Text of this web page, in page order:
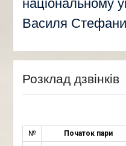
національному
Василя
Розклад дзвінків
№ Початок пари